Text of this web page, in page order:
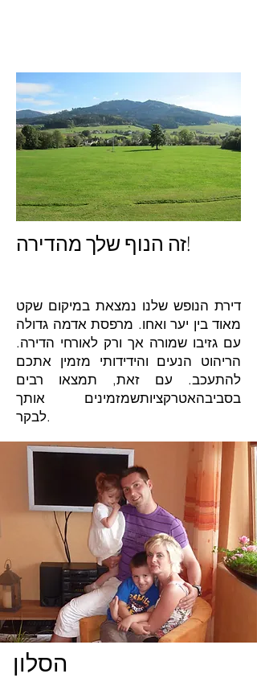
זה הנוף שלך מהדירה!
דירת הנופש שלנו נמצאת במיקום שקט
מאוד בין יער ואחו. מרפסת אדמה גדולה
עם גזיבו שמורה אך ורק לאורחי הדירה.
הריהוט הנעים והידידותי מזמין אתכם
להתעכב. עם זאת, תמצאו רבים
בסביבהאטרקציותשמזמינים אותך
לבקר.
הסלון